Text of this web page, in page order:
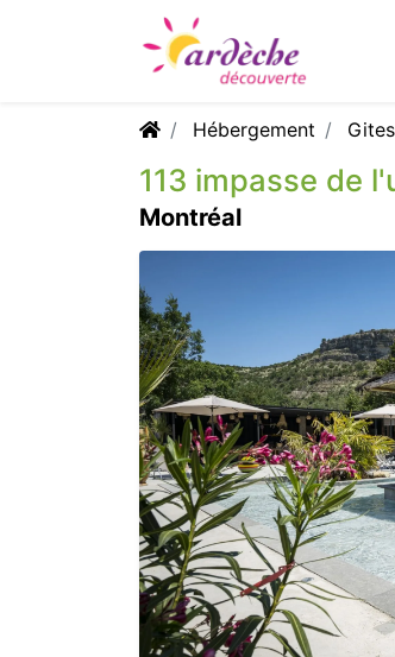
Hébergement
113 impasse de
Montréal